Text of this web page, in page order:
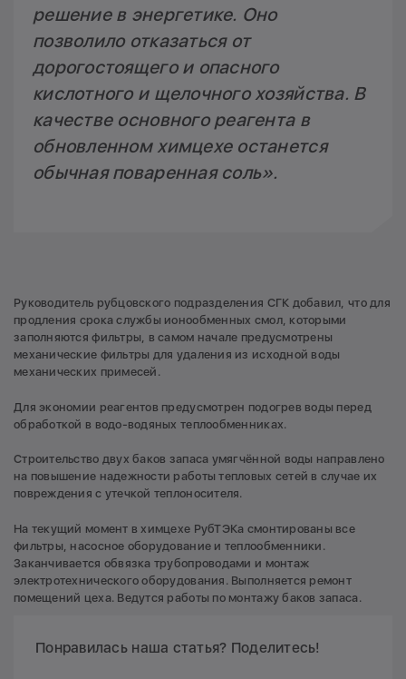
решение в энергетике. Оно
позволило отказаться от
дорогостоящего и опасного
кислотного и щелочного хозяйства. В
качестве основного реагента в
обновленном химцехе останется
обычная поваренная соль».
Руководитель рубцовского подразделения СГК добавил, что для
продления срока службы ионообменных смол, которыми
заполняются фильтры, в самом начале предусмотрены
механические фильтры для удаления из исходной воды
механических примесей.
Для экономии реагентов предусмотрен подогрев воды перед
обработкой в водо-водяных теплообменниках.
Строительство двух баков запаса умягчённой воды направлено
на повышение надежности работы тепловых сетей в случае их
повреждения с утечкой теплоносителя.
На текущий момент в химцехе РубТЭКа смонтированы все
фильтры, насосное оборудование и теплообменники.
Заканчивается обвязка трубопроводами и монтаж
электротехнического оборудования. Выполняется ремонт
помещений цеха. Ведутся работы по монтажу баков запаса.
Понравилась наша статья? Поделитесь!